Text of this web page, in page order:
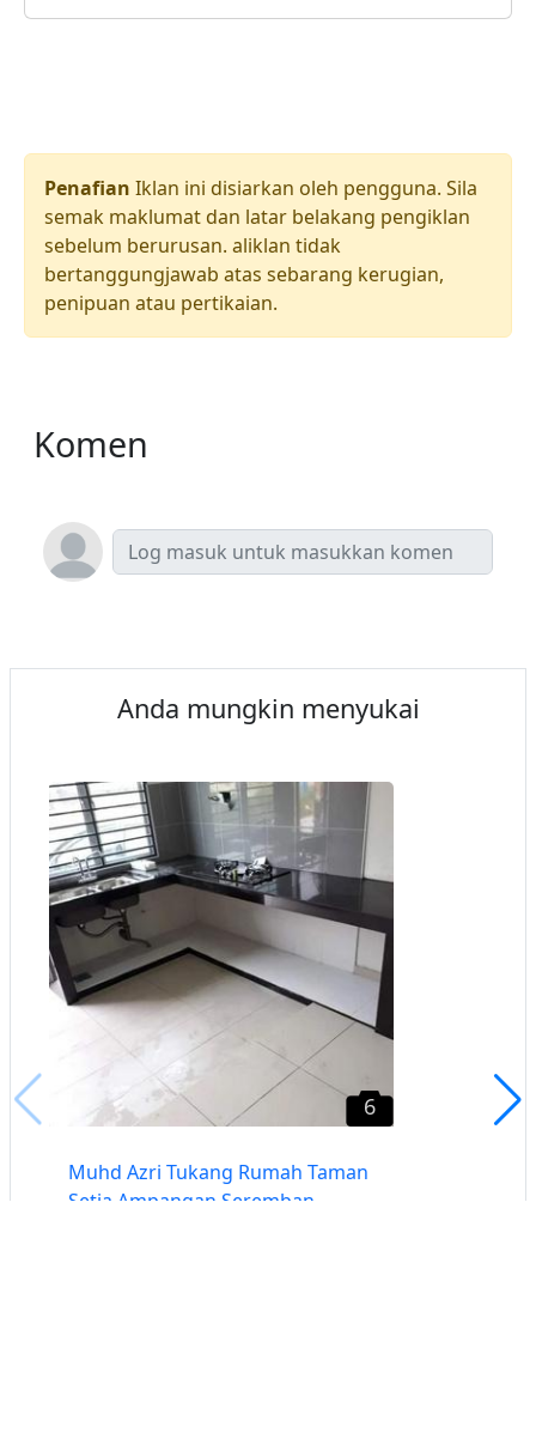
Penafian Iklan ini disiarkan oleh pengguna. Sila
semak maklumat dan latar belakang pengiklan
sebelum berurusan. aliklan tidak
bertanggungjawab atas sebarang kerugian,
penipuan atau pertikaian.
Komen
Anda mungkin menyukai
6
Muhd Azri Tukang Rumah Taman
Setia Ampangan Seremban